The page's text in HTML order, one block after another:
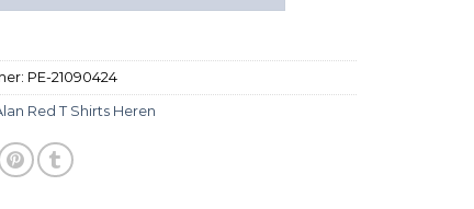
PE-21090424
Red T Shirts Heren